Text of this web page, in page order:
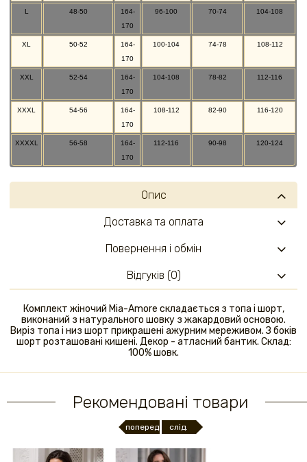
L 48-50
164-
170
96-100 70-74 104-108
XL 50-52
164-
170
100-104 74-78 108-112
XXL 52-54
164-
170
104-108 78-82 112-116
XXXL 54-56
164-
170
108-112 82-90 116-120
XXXXL 56-58
164-
170
112-116 90-98 120-124
Опис
Комплект жіночий Mia-Amore складається з топа і шорт,
виконаний з натурального шовку з жакардовий основою.
Виріз топа і низ шорт прикрашені ажурним мереживом. З боків
шорт розташовані кишені. Декор - атласний бантик. Склад:
100% шовк.
Доставка та оплата
Повернення і обмін
Відгуків (0)
Рекомендовані товари
поперед. слід.